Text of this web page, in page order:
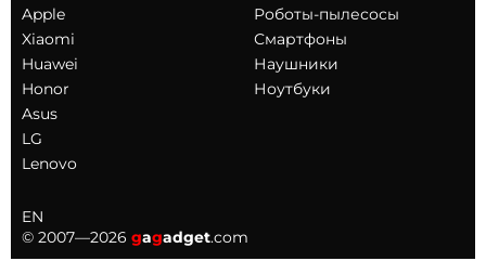
Apple
Xiaomi
Huawei
Honor
Asus
LG
Lenovo
Роботы-пылесосы
Смартфоны
Наушники
Ноутбуки
EN
© 2007—2026 gagadget.com